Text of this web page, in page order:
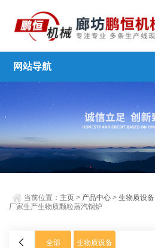
网站导航
当前位置： 主页 > 产品中心 >生物质设备
厂家生产生物质颗粒蒸汽锅炉
全部 生物质设备